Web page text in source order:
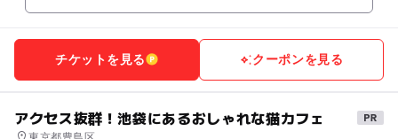
チケットを見る クーポンを見る
アクセス抜群！池袋にあるおしゃれな猫カフェ